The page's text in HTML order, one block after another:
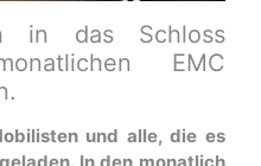
in das Schloss
EMC
und alle, die es